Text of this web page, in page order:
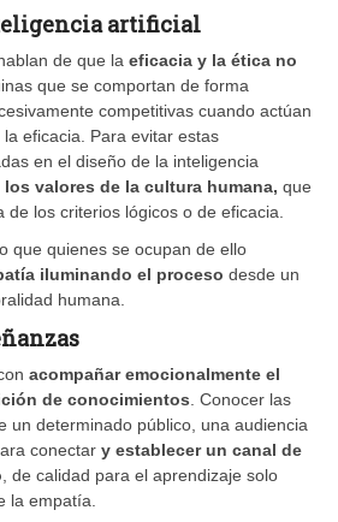
artificial
de que la eficacia y la ética no
que se comportan de forma
competitivas cuando actúan
eficacia. Para evitar estas
en el diseño de la inteligencia
valores de la cultura humana, que
los criterios lógicos o de eficacia.
que quienes se ocupan de ello
iluminando el proceso desde un
humana.
acompañar emocionalmente el
de conocimientos . Conocer las
un determinado público, una audiencia
conectar y establecer un canal de
, de calidad para el aprendizaje solo
la empatía.